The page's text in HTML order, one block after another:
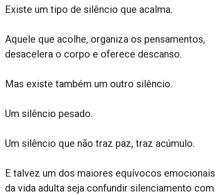
Existe um tipo de silêncio que acalma.
Aquele que acolhe, organiza os pensamentos,
desacelera o corpo e oferece descanso.
Mas existe também um outro silêncio.
Um silêncio pesado.
Um silêncio que não traz paz, traz acúmulo.
E talvez um dos maiores equívocos emocionais
da vida adulta seja confundir silenciamento com